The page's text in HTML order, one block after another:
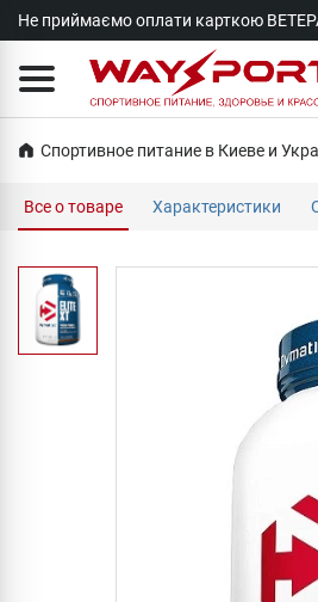
Не приймаємо оплати карткою
Спортивное питание в Киеве и
Все о товаре Характеристики